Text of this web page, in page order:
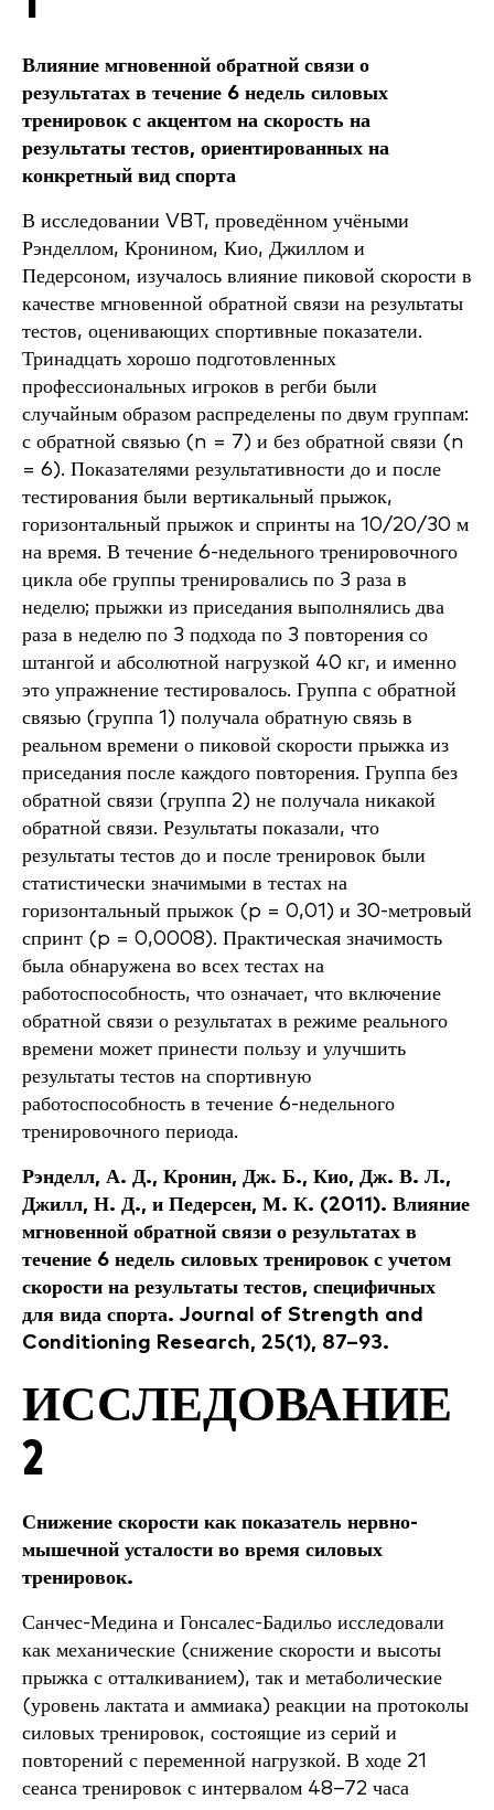
Влияние мгновенной обратной связи о
результатах в течение 6 недель силовых
тренировок с акцентом на скорость на
результаты тестов, ориентированных на
конкретный вид спорта
В исследовании VBT, проведённом учёными
Рэнделлом, Кронином, Кио, Джиллом и
Педерсоном, изучалось влияние пиковой скорости в
качестве мгновенной обратной связи на результаты
тестов, оценивающих спортивные показатели.
Тринадцать хорошо подготовленных
профессиональных игроков в регби были
случайным образом распределены по двум группам:
с обратной связью (n = 7) и без обратной связи (n
= 6). Показателями результативности до и после
тестирования были вертикальный прыжок,
горизонтальный прыжок и спринты на 10/20/30 м
на время. В течение 6-недельного тренировочного
цикла обе группы тренировались по 3 раза в
неделю; прыжки из приседания выполнялись два
раза в неделю по 3 подхода по 3 повторения со
штангой и абсолютной нагрузкой 40 кг, и именно
это упражнение тестировалось. Группа с обратной
связью (группа 1) получала обратную связь в
реальном времени о пиковой скорости прыжка из
приседания после каждого повторения. Группа без
обратной связи (группа 2) не получала никакой
обратной связи. Результаты показали, что
результаты тестов до и после тренировок были
статистически значимыми в тестах на
горизонтальный прыжок (p = 0,01) и 30-метровый
спринт (p = 0,0008). Практическая значимость
была обнаружена во всех тестах на
работоспособность, что означает, что включение
обратной связи о результатах в режиме реального
времени может принести пользу и улучшить
результаты тестов на спортивную
работоспособность в течение 6-недельного
тренировочного периода.
Рэнделл, А. Д., Кронин, Дж. Б., Кио, Дж. В. Л.,
Джилл, Н. Д., и Педерсен, М. К. (2011). Влияние
мгновенной обратной связи о результатах в
течение 6 недель силовых тренировок с учетом
скорости на результаты тестов, специфичных
для вида спорта. Journal of Strength and
Conditioning Research, 25(1), 87–93.
ИССЛЕДОВАНИЕ
2
Снижение скорости как показатель нервно-
мышечной усталости во время силовых
тренировок.
Санчес-Медина и Гонсалес-Бадильо исследовали
как механические (снижение скорости и высоты
прыжка с отталкиванием), так и метаболические
(уровень лактата и аммиака) реакции на протоколы
силовых тренировок, состоящие из серий и
повторений с переменной нагрузкой. В ходе 21
сеанса тренировок с интервалом 48–72 часа